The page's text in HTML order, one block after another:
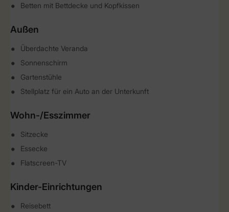
Betten mit Bettdecke und Kopfkissen
Außen
Überdachte Veranda
Sonnenschirm
Gartenstühle
Stellplatz für ein Auto an der Unterkunft
Wohn-/Esszimmer
Sitzecke
Essecke
Flatscreen-TV
Kinder-Einrichtungen
Reisebett